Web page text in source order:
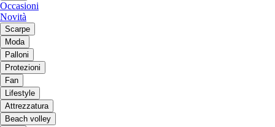
Occasioni
Novità
Scarpe
Moda
Palloni
Protezioni
Fan
Lifestyle
Attrezzatura
Beach volley